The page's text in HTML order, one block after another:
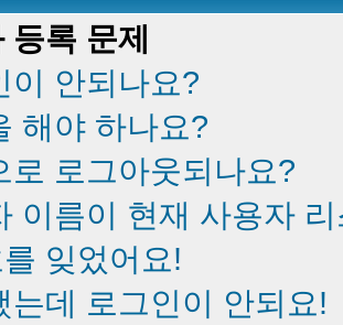
등록 문제
이 안되나요?
해야 하나요?
로 로그아웃되나요?
이름이 현재 사용자
잊었어요!
는데 로그인이 안되요!